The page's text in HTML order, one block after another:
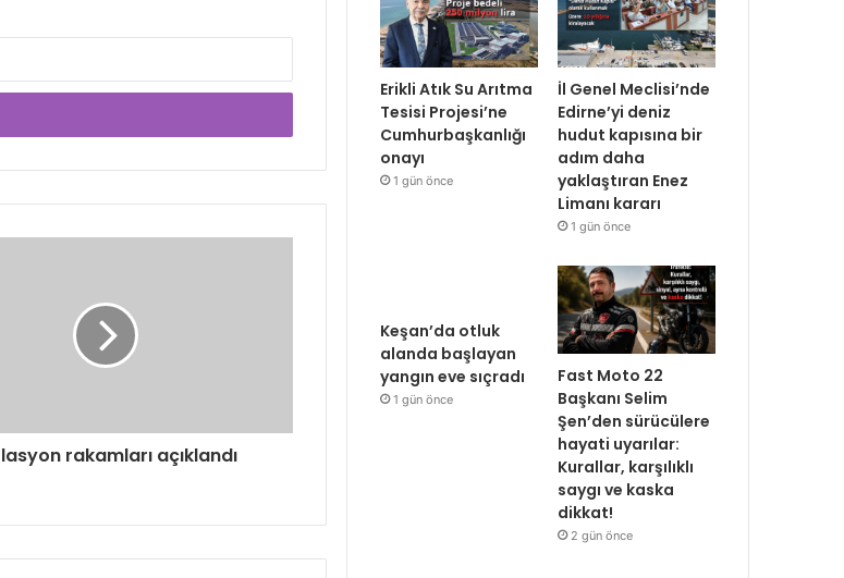
rakamları açıklandı
Erikli Atık Su Arıtma
Tesisi Projesi’ne
Cumhurbaşkanlığı
onayı
1 gün önce
İl Genel Meclisi’nde
Edirne’yi deniz
hudut kapısına bir
adım daha
yaklaştıran Enez
Limanı kararı
1 gün önce
Keşan’da otluk
alanda başlayan
yangın eve sıçradı
1 gün önce
Fast Moto 22
Başkanı Selim
Şen’den sürücülere
hayati uyarılar:
Kurallar, karşılıklı
saygı ve kaska
dikkat!
2 gün önce